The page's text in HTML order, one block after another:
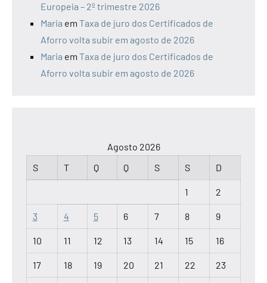
Europeia – 2º trimestre 2026
Maria em Taxa de juro dos Certificados de
Aforro volta subir em agosto de 2026
Maria em Taxa de juro dos Certificados de
Aforro volta subir em agosto de 2026
Agosto 2026
S
T Q Q S S D
1 2
3 4 5 6 7 8 9
10 11 12 13 14 15 16
17 18 19 20 21 22 23